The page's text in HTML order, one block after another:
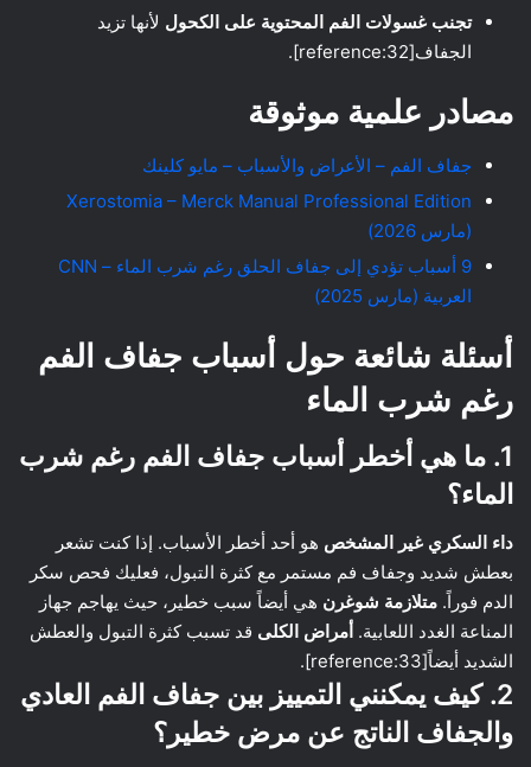
تجنب غسولات الفم المحتوية على الكحول لأنها تزيد
الجفاف[reference:32].
مصادر علمية موثوقة
جفاف الفم – الأعراض والأسباب – مايو كلينك
Xerostomia – Merck Manual Professional Edition
(مارس 2026)
9 أسباب تؤدي إلى جفاف الحلق رغم شرب الماء – CNN
العربية (مارس 2025)
أسئلة شائعة حول أسباب جفاف الفم
رغم شرب الماء
1. ما هي أخطر أسباب جفاف الفم رغم شرب
الماء؟
داء السكري غير المشخص هو أحد أخطر الأسباب. إذا كنت تشعر
بعطش شديد وجفاف فم مستمر مع كثرة التبول، فعليك فحص سكر
الدم فوراً. متلازمة شوغرن هي أيضاً سبب خطير، حيث يهاجم جهاز
المناعة الغدد اللعابية. أمراض الكلى قد تسبب كثرة التبول والعطش
الشديد أيضاً[reference:33].
2. كيف يمكنني التمييز بين جفاف الفم العادي
والجفاف الناتج عن مرض خطير؟